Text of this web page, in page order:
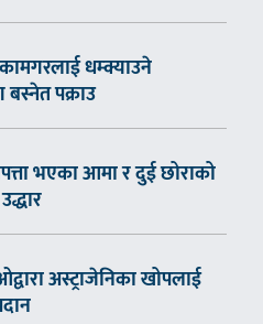
धम्क्याउने
पक्राउ
भएका आमा र दुई छोराको
अस्ट्राजेनिका खोपलाई